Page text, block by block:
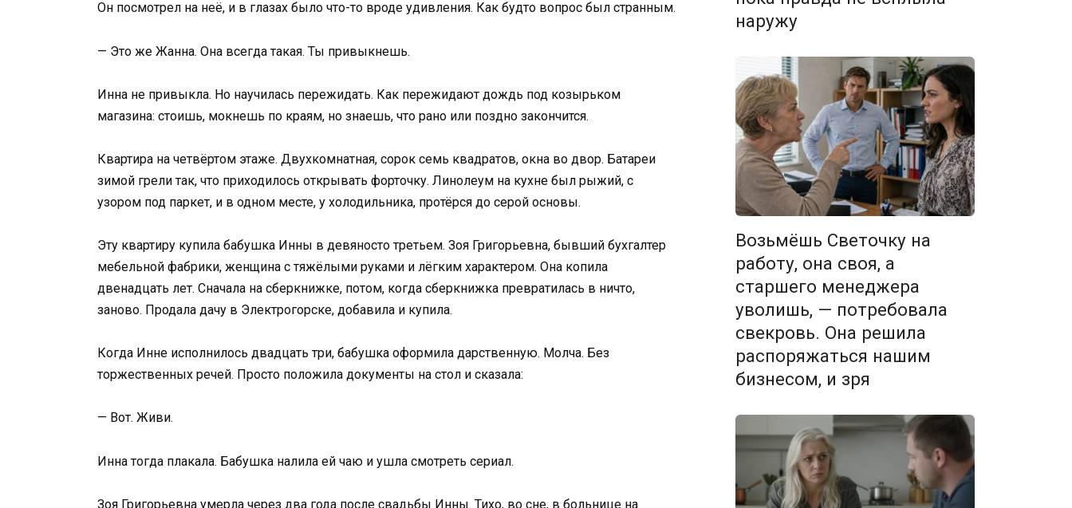
Он посмотрел на неё, и в глазах было что-то вроде удивления. Как будто вопрос был странным.
— Это же Жанна. Она всегда такая. Ты привыкнешь.
Инна не привыкла. Но научилась пережидать. Как пережидают дождь под козырьком
магазина: стоишь, мокнешь по краям, но знаешь, что рано или поздно закончится.
Квартира на четвёртом этаже. Двухкомнатная, сорок семь квадратов, окна во двор. Батареи
зимой грели так, что приходилось открывать форточку. Линолеум на кухне был рыжий, с
узором под паркет, и в одном месте, у холодильника, протёрся до серой основы.
Эту квартиру купила бабушка Инны в девяносто третьем. Зоя Григорьевна, бывший бухгалтер
мебельной фабрики, женщина с тяжёлыми руками и лёгким характером. Она копила
двенадцать лет. Сначала на сберкнижке, потом, когда сберкнижка превратилась в ничто,
заново. Продала дачу в Электрогорске, добавила и купила.
Когда Инне исполнилось двадцать три, бабушка оформила дарственную. Молча. Без
торжественных речей. Просто положила документы на стол и сказала:
— Вот. Живи.
Инна тогда плакала. Бабушка налила ей чаю и ушла смотреть сериал.
Зоя Григорьевна умерла через два года после свадьбы Инны. Тихо, во сне, в больнице на
наружу
Возьмёшь Светочку на
работу, она своя, а
старшего менеджера
уволишь, — потребовала
свекровь. Она решила
распоряжаться нашим
бизнесом, и зря